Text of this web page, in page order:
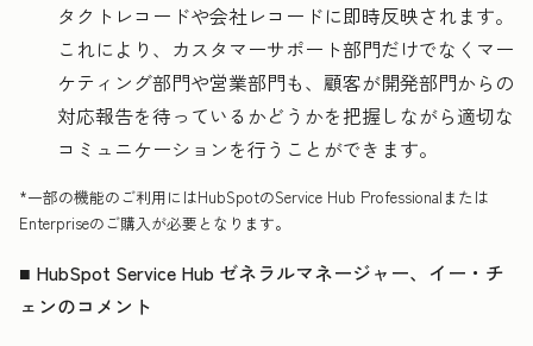
タクトレコードや会社レコードに即時反映されます。
これにより、カスタマーサポート部門だけでなくマー
ケティング部門や営業部門も、顧客が開発部門からの
対応報告を待っているかどうかを把握しながら適切な
コミュニケーションを行うことができます。
*一部の機能のご利用にはHubSpotのService Hub Professionalまたは
Enterpriseのご購入が必要となります。
■ HubSpot Service Hub ゼネラルマネージャー、イー・チ
ェンのコメント